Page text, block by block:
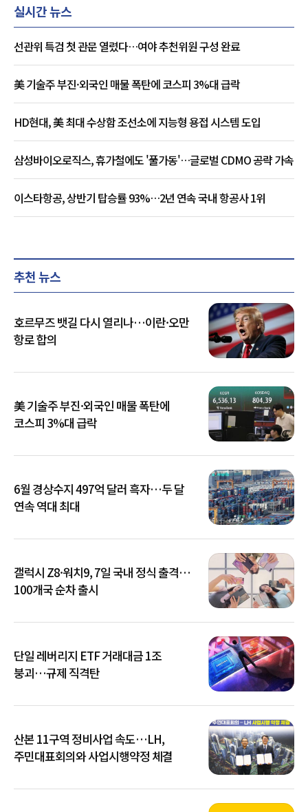
실시간 뉴스
선관위 특검 첫 관문 열렸다…여야 추천위원 구성 완료
美 기술주 부진·외국인 매물 폭탄에 코스피 3%대 급락
HD현대, 美 최대 수상함 조선소에 지능형 용접 시스템 도입
삼성바이오로직스, 휴가철에도 '풀가동'…글로벌 CDMO 공략 가속
이스타항공, 상반기 탑승률 93%…2년 연속 국내 항공사 1위
추천 뉴스
호르무즈 뱃길 다시 열리나…이란·오만
항로 합의
美 기술주 부진·외국인 매물 폭탄에
코스피 3%대 급락
6월 경상수지 497억 달러 흑자…두 달
연속 역대 최대
갤럭시 Z8·워치9, 7일 국내 정식 출격…
100개국 순차 출시
단일 레버리지 ETF 거래대금 1조
붕괴…규제 직격탄
산본 11구역 정비사업 속도…LH,
주민대표회의와 사업시행약정 체결